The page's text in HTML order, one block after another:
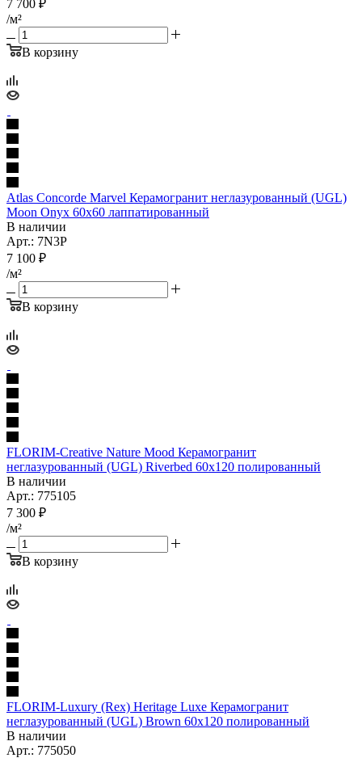
7 700 ₽
/м²
В корзину
Atlas Concorde Marvel Керамогранит неглазурованный (UGL)
Moon Onyx 60x60 лаппатированный
В наличии
Арт.: 7N3P
7 100 ₽
/м²
В корзину
FLORIM-Creative Nature Mood Керамогранит
неглазурованный (UGL) Riverbed 60x120 полированный
В наличии
Арт.: 775105
7 300 ₽
/м²
В корзину
FLORIM-Luxury (Rex) Heritage Luxe Керамогранит
неглазурованный (UGL) Brown 60x120 полированный
В наличии
Арт.: 775050